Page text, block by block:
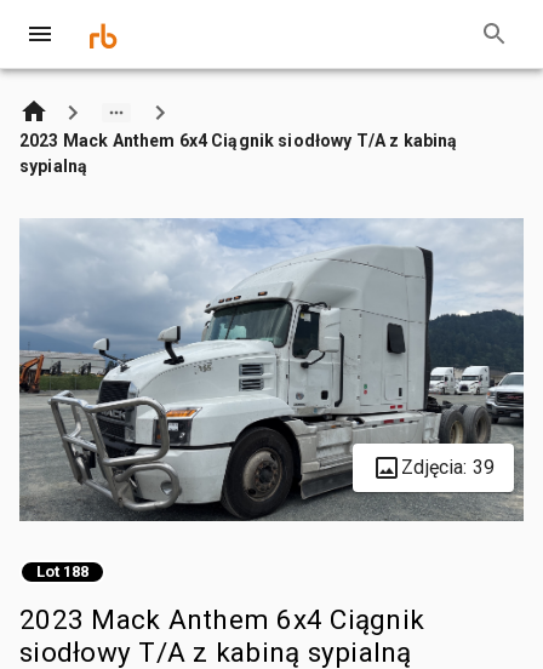
2023 Mack Anthem 6x4 Ciągnik siodłowy T/A z kabiną
sypialną
Zdjęcia: 39
Lot 188
2023 Mack Anthem 6x4 Ciągnik
siodłowy T/A z kabiną sypialną